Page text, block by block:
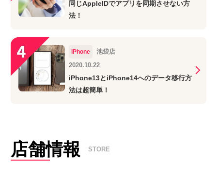
同じAppleIDでアプリを同期させない方
法！
iPhone
池袋店
2020.10.22
iPhone13とiPhone14へのデータ移行方
法は超簡単！
店舗情報 STORE